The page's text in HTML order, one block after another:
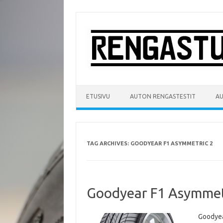
content
ETUSIVU AUTON RENGASTESTIT
TAG ARCHIVES: GOODYEAR F1 ASYMMETRIC 2
Goodyear F1